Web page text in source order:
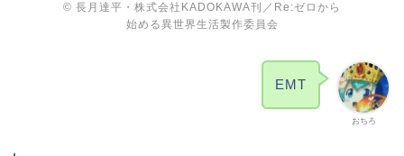
© 長月達平・株式会社KADOKAWA刊／Re:ゼロから
始める異世界生活製作委員会
おちろ
EMT